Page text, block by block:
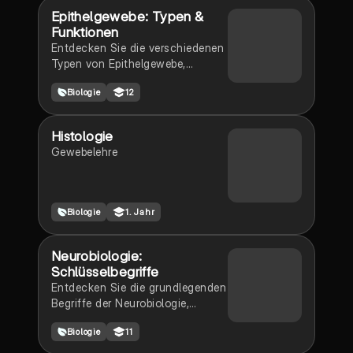
Epidermis, Dermis und Subcutis,
ideal für die MFA-Ausbildung.
Enthält Abbildungen zur
Veranschaulichung.
Epithelgewebe: Typen &
Funktionen
Entdecken Sie die verschiedenen
Typen von Epithelgewebe,
Übergangsepithel, Drüsenepithel
und Sinnesepithelien. Erfahren
wie Schutz, Sekretion und
Reizaufnahme. Diese
histologischen Eigenschaften
und die Bedeutung von
Epithelgewebe in der Anatomie.
Biologie 12
Histologie
Gewebelehre
Biologie 1. Jahr
Neurobiologie:
Schlüsselbegriffe
Entdecken Sie die grundlegenden
Begriffe der Neurobiologie,
Synapsen und Aktionspotenziale.
Diese umfassende Übersicht
Biologie 11